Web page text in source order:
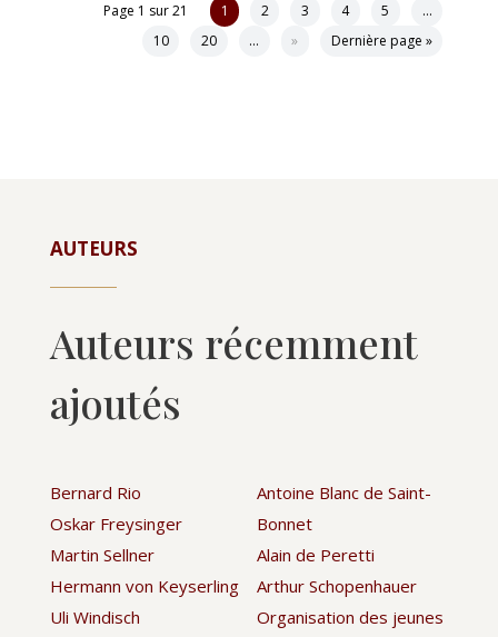
Page 1 sur 21 1 2 3 4 5
…
10
20 … » Dernière page »
AUTEURS
Auteurs récemment
ajoutés
Bernard Rio
Oskar Freysinger
Martin Sellner
Hermann von Keyserling
Uli Windisch
Antoine Blanc de Saint-
Bonnet
Alain de Peretti
Arthur Schopenhauer
Organisation des jeunes